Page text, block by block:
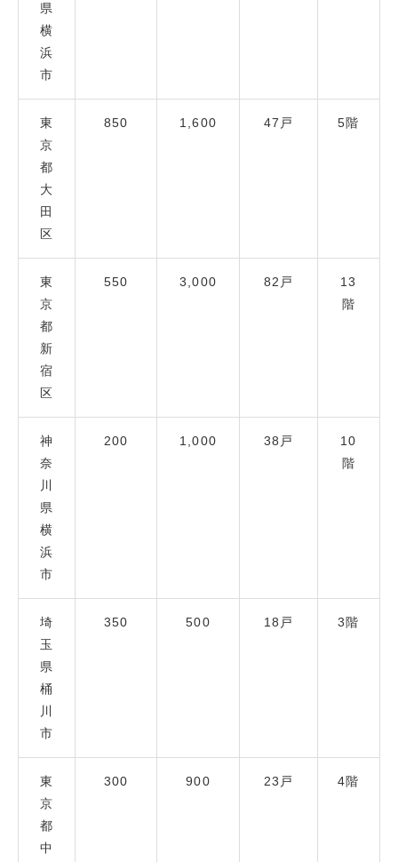
県
横
浜
市
東
京
都
大
田
区
850 1,600 47戸 5階
東
京
都
新
宿
区
550 3,000 82戸
13
階
神
奈
川
県
横
浜
市
200 1,000 38戸
10
階
埼
玉
県
桶
川
市
350 500 18戸 3階
東
京
都
中
300 900 23戸 4階